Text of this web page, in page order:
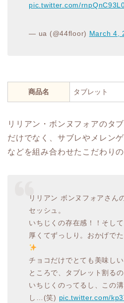
pic.twitter.com/
— ua (@44floor) March 4,
商品名 タブレット
リリアン・ボンヌフォアのタ
だけでなく、サブレやメレン
などを組み合わせたこだわりの
リリアン ボンヌフォアさん
セッシュ。
いちじくの存在感！！そし
厚くてずっしり。おかげで
チョコだけでとても美味しい
ところで、タブレット割る
いちじくのってるし、この
し…(笑) pic.twitter.com/